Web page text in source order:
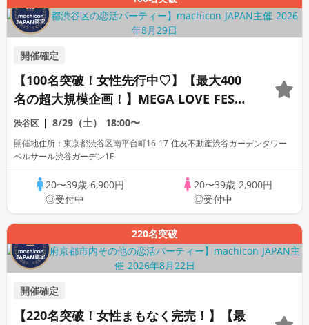
開催確定
【100名突破！女性先行中♡】【最大400
名の超大規模企画！】MEGA LOVE FES～
恋が動き出す出会いの祭典～
渋谷区 8/29（土） 18:00〜
開催地住所：東京都渋谷区南平台町16-17 住友不動産渋谷ガーデンタワー
ベルサール渋谷ガーデン1F
20〜39歳 6,900円
◎受付中
20〜39歳 2,900円
◎受付中
220名突破
開催確定
【220名突破！女性まもなく完売！】【最